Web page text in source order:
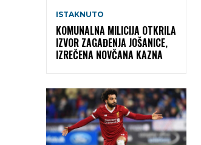
ISTAKNUTO
KOMUNALNA MILICIJA OTKRILA
IZVOR ZAGAĐENJA JOŠANICE,
IZREČENA NOVČANA KAZNA